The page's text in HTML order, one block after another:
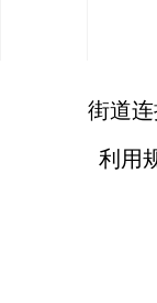
街道
利用